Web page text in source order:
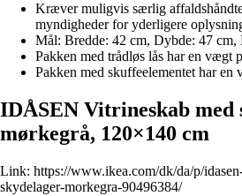
Kræver muligvis særlig
myndigheder for yderligere
Mål: Bredde: 42 cm, Dybde: 47 cm,
Pakken med trådløs lås har en vægt
Pakken med skuffeelementet har en
IDÅSEN Vitrineskab med
mørkegrå, 120×140 cm
Link: https://www.ikea.com/dk/da/p/
skydelager-morkegra-90496384/